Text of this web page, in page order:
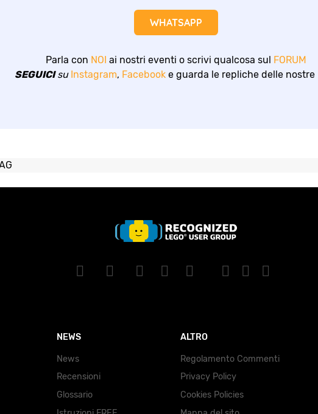
WHATSAPP
Parla con NOI ai nostri eventi o scrivi qualcosa sul FORUM
SEGUICIsu Instagram, Facebook e guarda le repliche delle nostre
NEWS
News
Recensioni
Glossario
ALTRO
Regolamento Commenti
Privacy Policy
Cookies Policies